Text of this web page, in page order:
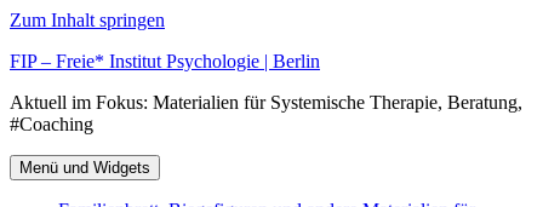
Zum Inhalt springen
FIP – Freie* Institut Psychologie | Berlin
Aktuell im Fokus: Materialien für Systemische Therapie, Beratung,
#Coaching
Menü und Widgets